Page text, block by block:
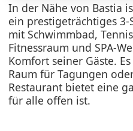
In der Nähe von Bastia
ein prestigeträchtiges
mit Schwimmbad,
Fitnessraum und SPA-
Komfort seiner Gäste.
Raum für Tagungen
Restaurant bietet eine
für alle offen ist.